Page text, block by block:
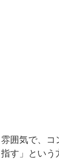
囲気で、
す」とい